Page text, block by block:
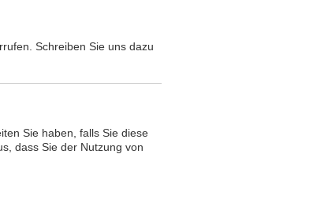
Schreiben Sie uns dazu
Sie haben, falls Sie diese
dass Sie der Nutzung von